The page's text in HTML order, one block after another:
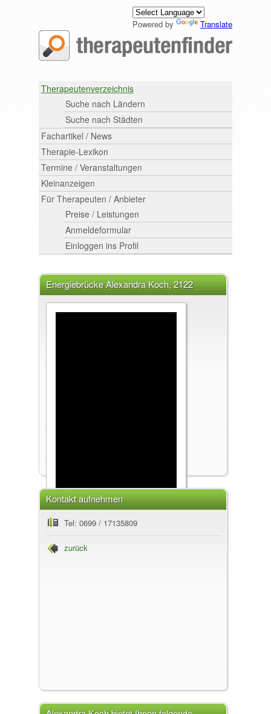
Powered by Translate
Therapeutenverzeichnis
Suche nach Ländern
Suche nach Städten
Fachartikel / News
Therapie-Lexikon
Termine / Veranstaltungen
Kleinanzeigen
Für Therapeuten / Anbieter
Preise / Leistungen
Anmeldeformular
Einloggen ins Profil
Energiebrücke Alexandra Koch, 2122
Ulrichskirchen
Energiebrücke
Alexandra Koch, Humanenergetikerin
Kontakt aufnehmen
Tel: 0699 / 17135809
zurück